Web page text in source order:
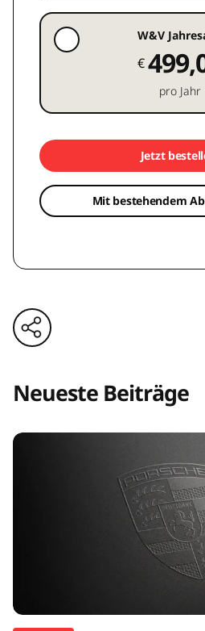
W&V
€
pro Jahr
Jetzt
Mit bestehendem
Neueste Beiträge